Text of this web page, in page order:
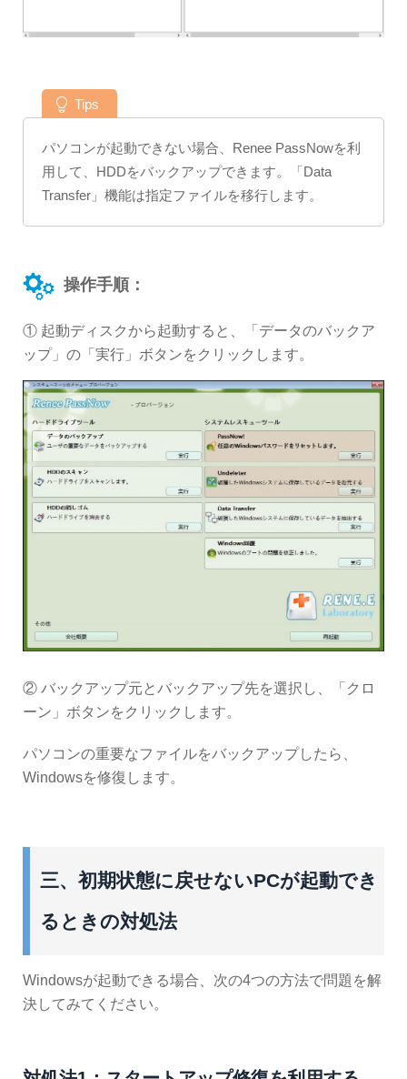
Tips
パソコンが起動できない場合、Renee PassNowを利
用して、HDDをバックアップできます。「Data
Transfer」機能は指定ファイルを移行します。
操作手順：
① 起動ディスクから起動すると、「データのバックア
ップ」の「実行」ボタンをクリックします。
② バックアップ元とバックアップ先を選択し、「クロ
ーン」ボタンをクリックします。
パソコンの重要なファイルをバックアップしたら、
Windowsを修復します。
三、初期状態に戻せないPCが起動でき
るときの対処法
Windowsが起動できる場合、次の4つの方法で問題を解
決してみてください。